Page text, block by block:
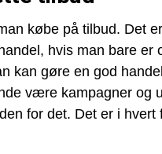
købe på tilbud. Det
hvis man bare
kan gøre en god
være kampagner og
for det. Det er i